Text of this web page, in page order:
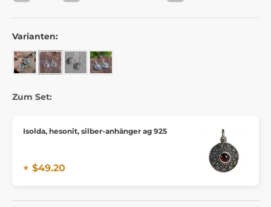
Varianten:
Zum Set:
Isolda, hesonit, silber-anhänger ag 925
+ $49.20